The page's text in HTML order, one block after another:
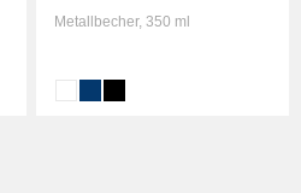
Metallbecher, 350 ml